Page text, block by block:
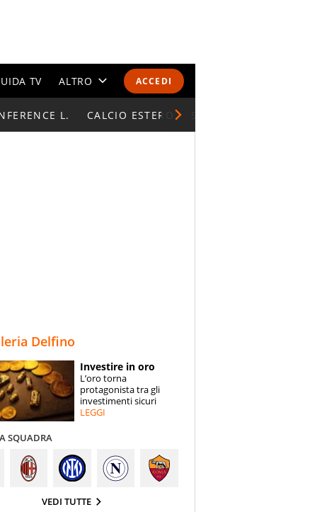
ACCEDI
TV ALTRO
CALENDARI E CLASSIFICHE
ESPERTI
CONTATTI
L. CALCIO ESTERO
AREZZO UNION BRESCIA
Coppa Italia
Delfino
Investire in oro
L’oro torna
protagonista tra gli
investimenti sicuri
LEGGI
SQUADRA
VEDI TUTTE